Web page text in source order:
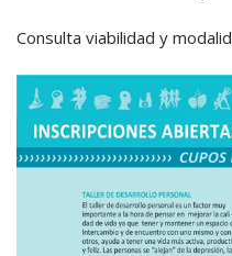
Consulta viabilidad y